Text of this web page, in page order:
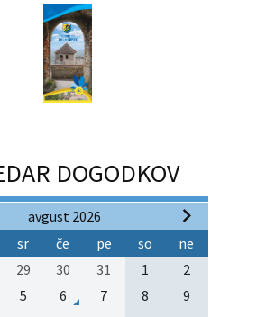
DOGODKOV
avgust 2026
sr če pe so
ne
29 30 31 1
2
5 6 7 8
9